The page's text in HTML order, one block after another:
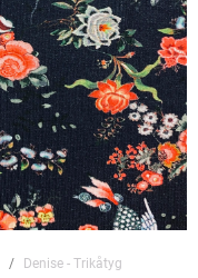
Denise - Trikåtyg